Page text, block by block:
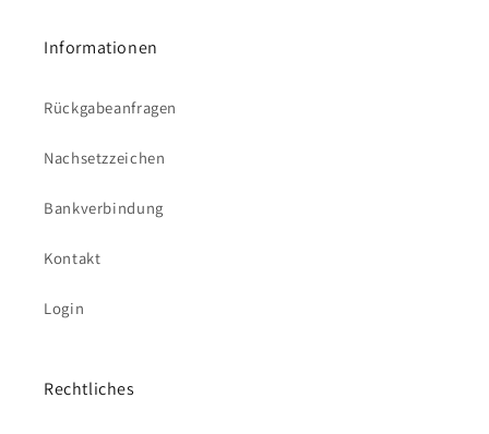
Informationen
Rückgabeanfragen
Nachsetzzeichen
Bankverbindung
Kontakt
Login
Rechtliches